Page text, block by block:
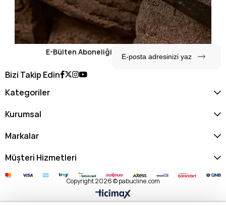
E-Bülten Aboneliği
Bizi Takip Edin
Kategoriler
Kurumsal
Markalar
Müşteri Hizmetleri
Copyright 2026 © pabucline.com